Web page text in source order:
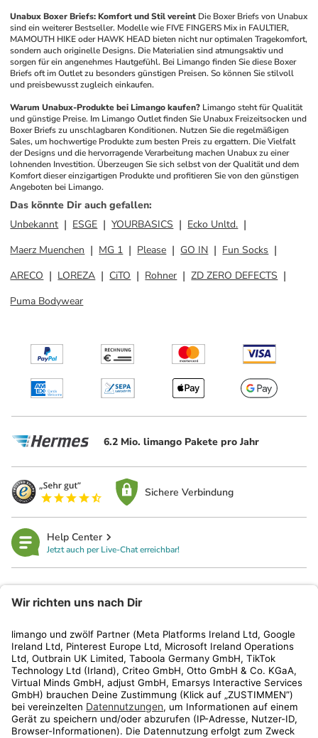
Unabux Boxer Briefs: Komfort und Stil vereint Die Boxer Briefs von Unabux
sind ein weiterer Bestseller. Modelle wie FIVE FINGERS Mix in FAULTIER,
MAMOUTH HIKE oder HAWK HEAD bieten nicht nur optimalen Tragekomfort,
sondern auch originelle Designs. Die Materialien sind atmungsaktiv und
sorgen für ein angenehmes Hautgefühl. Bei Limango finden Sie diese Boxer
Briefs oft im Outlet zu besonders günstigen Preisen. So können Sie stilvoll
und preisbewusst zugleich einkaufen.
Warum Unabux-Produkte bei Limango kaufen? Limango steht für Qualität
und günstige Preise. Im Limango Outlet finden Sie Unabux Freizeitsocken und
Boxer Briefs zu unschlagbaren Konditionen. Nutzen Sie die regelmäßigen
Sales, um hochwertige Produkte zum besten Preis zu ergattern. Die Vielfalt
der Designs und die hervorragende Verarbeitung machen Unabux zu einer
lohnenden Investition. Überzeugen Sie sich selbst von der Qualität und dem
Komfort dieser einzigartigen Produkte und profitieren Sie von den günstigen
Angeboten bei Limango.
Das könnte Dir auch gefallen:
Unbekannt
ESGE YOURBASICS
Ecko Unltd.
Maerz Muenchen
MG 1 Please GO IN
Fun Socks
ARECO
LOREZA CiTO Rohner
ZD ZERO DEFECTS
Puma Bodywear
6.2 Mio. limango Pakete pro Jahr
Sichere Verbindung
Help Center
Jetzt auch per Live-Chat erreichbar!
Kundenservice
Shop
Aktionen